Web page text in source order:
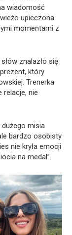
wiadomość
upieczona
momentami z
znalazło się
który
Trenerka
relacje, nie
dużego misia
bardzo osobisty
nie kryła emocji
na medal”.